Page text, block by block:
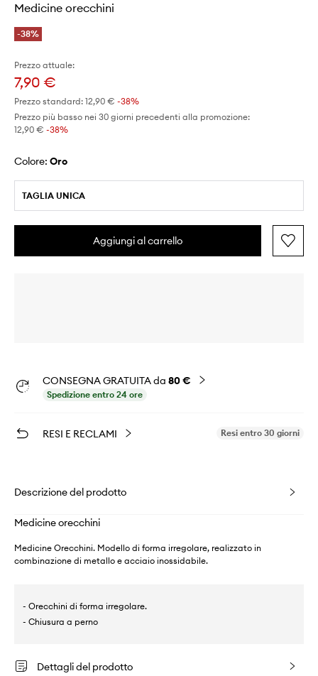
Medicine orecchini
-38%
Prezzo attuale:
7,90 €
Prezzo standard: 12,90 € -38%
Prezzo più basso nei 30 giorni precedenti alla promozione:
12,90 € -38%
Colore: oro
TAGLIA UNICA
Aggiungi al carrello
CONSEGNA GRATUITA da 80 €
Spedizione entro 24 ore
RESI E RECLAMI Resi entro 30 giorni
Descrizione del prodotto
Medicine orecchini
Medicine Orecchini. Modello di forma irregolare, realizzato in
combinazione di metallo e acciaio inossidabile.
- Orecchini di forma irregolare.
- Chiusura a perno
Dettagli del prodotto